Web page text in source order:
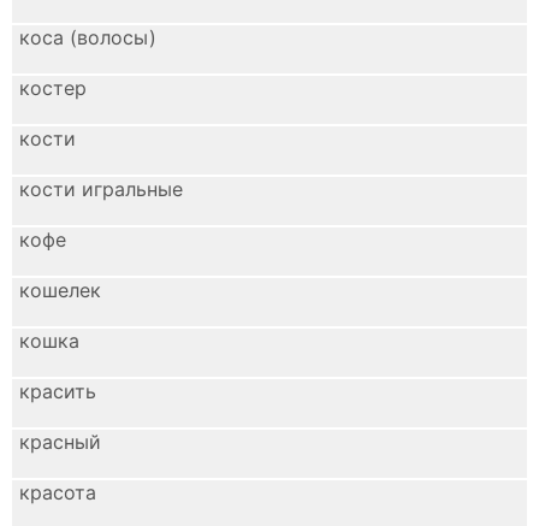
коса (волосы)
костер
кости
кости игральные
кофе
кошелек
кошка
красить
красный
красота